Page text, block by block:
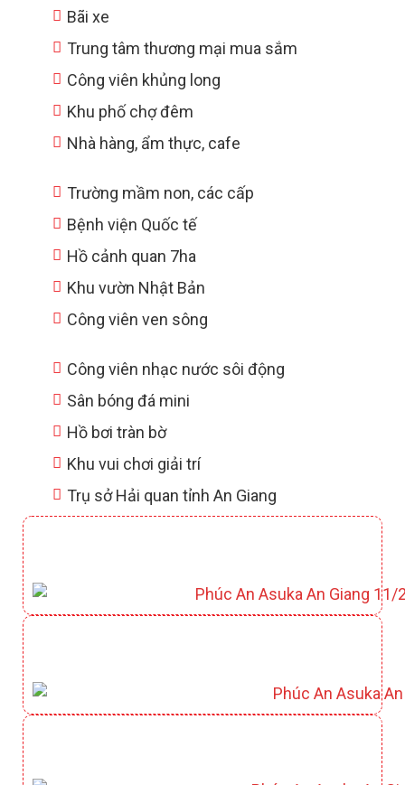
Bãi xe
Trung tâm thương mại mua sắm
Công viên khủng long
Khu phố chợ đêm
Nhà hàng, ẩm thực, cafe
Trường mầm non, các cấp
Bệnh viện Quốc tế
Hồ cảnh quan 7ha
Khu vườn Nhật Bản
Công viên ven sông
Công viên nhạc nước sôi động
Sân bóng đá mini
Hồ bơi tràn bờ
Khu vui chơi giải trí
Trụ sở Hải quan tỉnh An Giang